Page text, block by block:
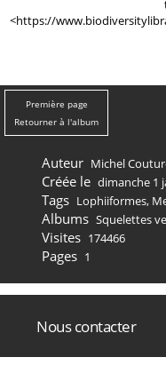
<https://
Première page
Retourner à l'album
Auteur Michel
Créée le dimanche 1
Tags Lophiiformes,
Albums Squelettes
Visites 174466
Pages 1
Nous contacter